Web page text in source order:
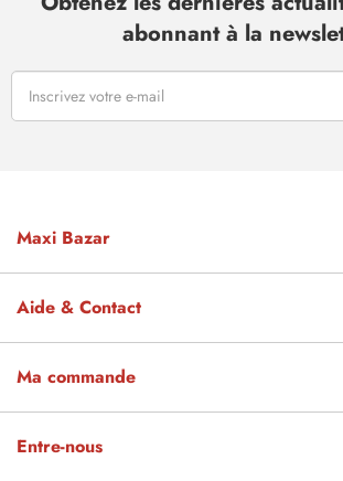
abonnant à la
Maxi Bazar
Aide & Contact
Ma commande
Entre-nous